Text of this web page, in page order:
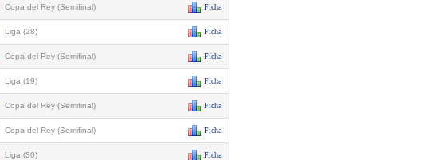
Copa del Rey (Semifinal) Ficha
Liga (28) Ficha
Copa del Rey (Semifinal) Ficha
Liga (19) Ficha
Copa del Rey (Semifinal) Ficha
Copa del Rey (Semifinal) Ficha
Liga (30) Ficha